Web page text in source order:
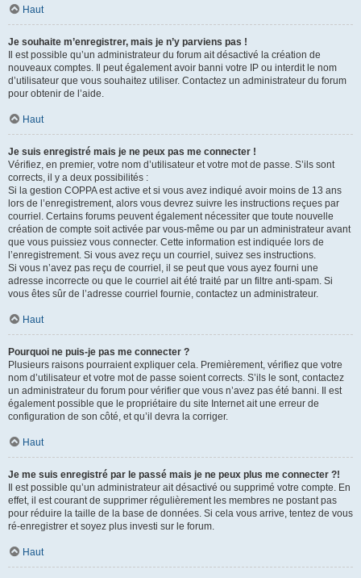
Haut
Je souhaite m’enregistrer, mais je n’y parviens pas !
Il est possible qu’un administrateur du forum ait désactivé la création de
nouveaux comptes. Il peut également avoir banni votre IP ou interdit le nom
d’utilisateur que vous souhaitez utiliser. Contactez un administrateur du forum
pour obtenir de l’aide.
Haut
Je suis enregistré mais je ne peux pas me connecter !
Vérifiez, en premier, votre nom d’utilisateur et votre mot de passe. S’ils sont
corrects, il y a deux possibilités :
Si la gestion COPPA est active et si vous avez indiqué avoir moins de 13 ans
lors de l’enregistrement, alors vous devrez suivre les instructions reçues par
courriel. Certains forums peuvent également nécessiter que toute nouvelle
création de compte soit activée par vous-même ou par un administrateur avant
que vous puissiez vous connecter. Cette information est indiquée lors de
l’enregistrement. Si vous avez reçu un courriel, suivez ses instructions.
Si vous n’avez pas reçu de courriel, il se peut que vous ayez fourni une
adresse incorrecte ou que le courriel ait été traité par un filtre anti-spam. Si
vous êtes sûr de l’adresse courriel fournie, contactez un administrateur.
Haut
Pourquoi ne puis-je pas me connecter ?
Plusieurs raisons pourraient expliquer cela. Premièrement, vérifiez que votre
nom d’utilisateur et votre mot de passe soient corrects. S’ils le sont, contactez
un administrateur du forum pour vérifier que vous n’avez pas été banni. Il est
également possible que le propriétaire du site Internet ait une erreur de
configuration de son côté, et qu’il devra la corriger.
Haut
Je me suis enregistré par le passé mais je ne peux plus me connecter ?!
Il est possible qu’un administrateur ait désactivé ou supprimé votre compte. En
effet, il est courant de supprimer régulièrement les membres ne postant pas
pour réduire la taille de la base de données. Si cela vous arrive, tentez de vous
ré-enregistrer et soyez plus investi sur le forum.
Haut